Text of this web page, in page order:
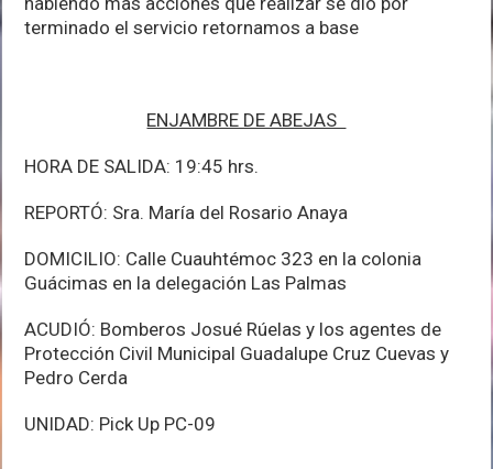
terminado el servicio retornamos a base
ENJAMBRE DE ABEJAS
HORA DE SALIDA: 19:45 hrs.
REPORTÓ: Sra. María del Rosario Anaya
DOMICILIO: Calle Cuauhtémoc 323 en la colonia
Guácimas en la delegación Las Palmas
ACUDIÓ: Bomberos Josué Rúelas y los agentes de
Protección Civil Municipal Guadalupe Cruz Cuevas y
Pedro Cerda
UNIDAD: Pick Up PC-09